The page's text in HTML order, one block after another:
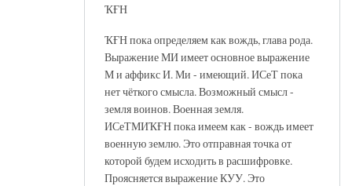
ҠҒН
ҠҒН пока определяем как вождь, глава рода.
Выражение МИ имеет основное выражение
М и аффикс И. Ми - имеющий. ИСеТ пока
нет чёткого смысла. Возможный смысл -
земля воинов. Военная земля.
ИСеТМИҠҒН пока имеем как - вождь имеет
военную землю. Это отправная точка от
которой будем исходить в расшифровке.
Проясняется выражение КУУ. Это